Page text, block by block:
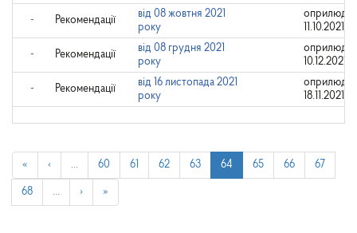
- Рекомендації
від 08 жовтня 2021
року
11.10.2021
- Рекомендації
від 08 грудня 2021
року
10.12.2021
- Рекомендації
від 16 листопада 2021
року
18.11.2021
« ‹ … 60 61 62 63 64 65 66 67
68 … › »